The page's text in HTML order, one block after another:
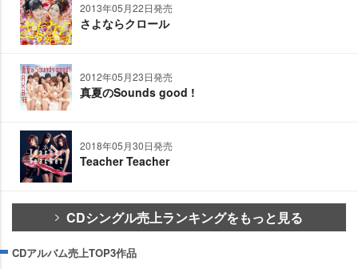
2013年05月22日発売
さよならクロール
2012年05月23日発売
真夏のSounds good !
2018年05月30日発売
Teacher Teacher
CDシングル売上ランキングをもっと見る
CDアルバム売上TOP3作品